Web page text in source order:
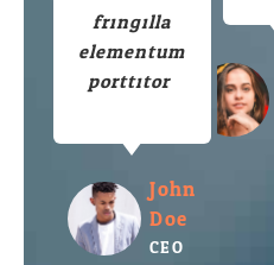
fringilla
elementum
porttitor.
John
Doe
CEO